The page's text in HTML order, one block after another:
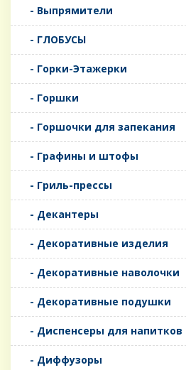
- Выпрямители
- ГЛОБУСЫ
- Горки-Этажерки
- Горшки
- Горшочки для запекания
- Графины и штофы
- Гриль-прессы
- Декантеры
- Декоративные изделия
- Декоративные наволочки
- Декоративные подушки
- Диспенсеры для напитков
- Диффузоры